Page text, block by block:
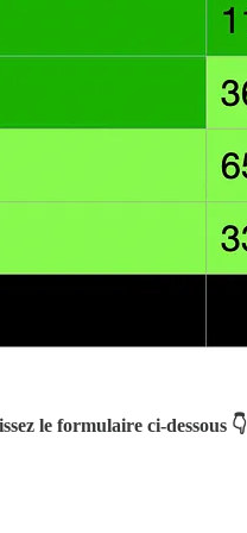
le formulaire ci-dessous 👇